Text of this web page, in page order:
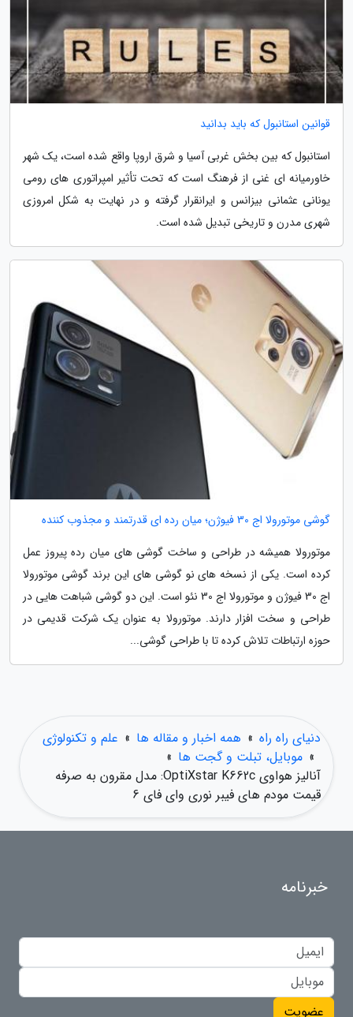
قوانین استانبول که باید بدانید
استانبول که بین بخش غربی آسیا و شرق اروپا واقع شده است، یک شهر
خاورمیانه ای غنی از فرهنگ است که تحت تأثیر امپراتوری های رومی
یونانی عثمانی بیزانس و ایرانقرار گرفته و در نهایت به شکل امروزی
شهری مدرن و تاریخی تبدیل شده است.
گوشی موتورولا اج 30 فیوژن؛ میان رده ای قدرتمند و مجذوب کننده
موتورولا همیشه در طراحی و ساخت گوشی های میان رده پیروز عمل
کرده است. یکی از نسخه های نو گوشی های این برند گوشی موتورولا
اج 30 فیوژن و موتورولا اج 30 نئو است. این دو گوشی شباهت هایی در
طراحی و سخت افزار دارند. موتورولا به عنوان یک شرکت قدیمی در
حوزه ارتباطات تلاش کرده تا با طراحی گوشی...
دنیای راه راه » همه اخبار و مقاله ها » علم و تکنولوژی
» موبایل، تبلت و گجت ها »
آنالیز هواوی OptiXstar K662c: مدل مقرون به صرفه
قیمت مودم های فیبر نوری وای فای 6
خبرنامه
عضویت